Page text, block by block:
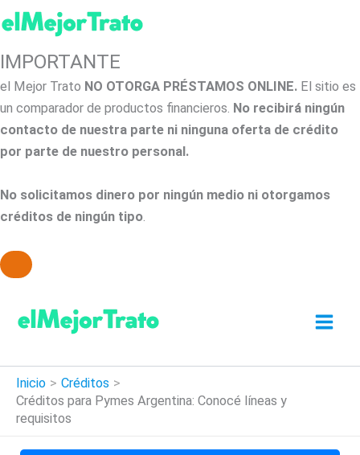
IMPORTANTE
el Mejor Trato NO OTORGA PRÉSTAMOS ONLINE. El sitio es
un comparador de productos financieros. No recibirá ningún
contacto de nuestra parte ni ninguna oferta de crédito
por parte de nuestro personal.
No solicitamos dinero por ningún medio ni otorgamos
créditos de ningún tipo.
contenido
Inicio
Créditos
Créditos para Pymes Argentina: Conocé líneas y
requisitos